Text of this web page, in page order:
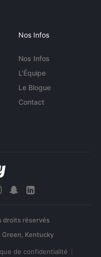
Nos Infos
Nos Infos
L'Équipe
Le Blogue
Contact
droits réservés
de confidentialité